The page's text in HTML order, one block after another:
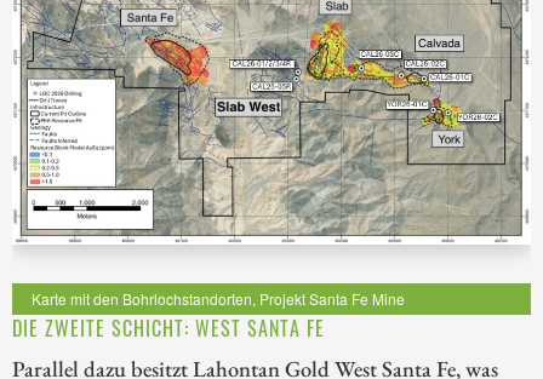
Karte mit den Bohrlochstandorten, Projekt Santa Fe Mine
DIE ZWEITE SCHICHT: WEST SANTA FE
Parallel dazu besitzt Lahontan Gold West Santa Fe, was